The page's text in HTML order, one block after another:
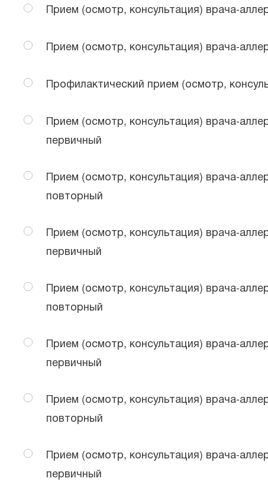
Прием (осмотр, консультация) врача-
Прием (осмотр, консультация) врача-
Профилактический прием (осмотр,
Прием (осмотр, консультация) врача-
первичный
Прием (осмотр, консультация) врача-
повторный
Прием (осмотр, консультация) врача-
первичный
Прием (осмотр, консультация) врача-
повторный
Прием (осмотр, консультация) врача-
первичный
Прием (осмотр, консультация) врача-
повторный
Прием (осмотр, консультация) врача-
первичный